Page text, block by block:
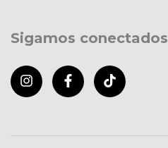
Sigamos conectados